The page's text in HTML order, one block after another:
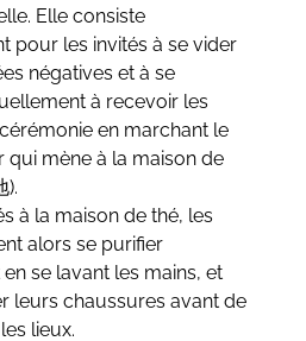
Elle consiste
pour les invités à se vider
négatives et à se
à recevoir les
en marchant le
qui mène à la maison de
).
à la maison de thé, les
alors se purifier
se lavant les mains, et
leurs chaussures avant de
lieux.